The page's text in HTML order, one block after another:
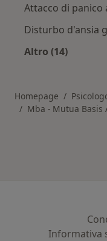
Attacco di panico
Disturbo d'ansia
Altro (14)
Homepage
Mba - Mutua Basis
Informativa